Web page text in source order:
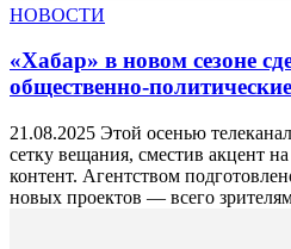
НОВОСТИ
«Хабар» в новом сезоне
общественно-
21.08.2025 Этой осенью
сетку вещания, сместив акцент
контент. Агентством
новых проектов — всего